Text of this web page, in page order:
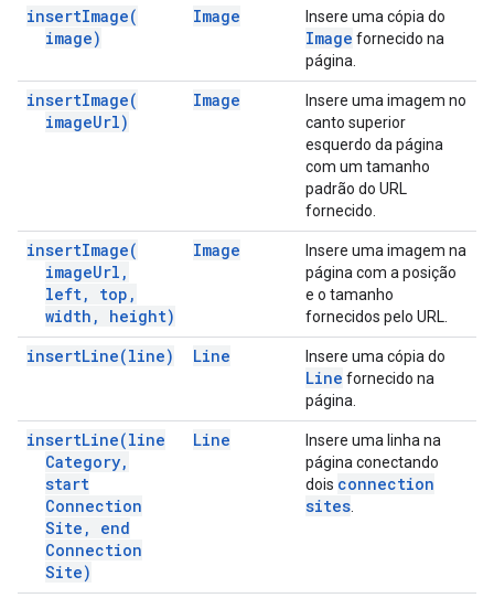
insertImage(
image)
Image Insere uma cópia do
Image fornecido na
página.
insertImage(
imageUrl)
Image
Insere uma imagem no
canto superior
esquerdo da página
com um tamanho
padrão do URL
fornecido.
insertImage(
imageUrl ,
left, top ,
width , height)
Image
Insere uma imagem na
página com a posição
e o tamanho
fornecidos pelo URL.
insertLine(line) Line Insere uma cópia do
Line fornecido na
página.
insertLine(line
Category,
start
Connection
Site ,
end
Connection
Site)
Line
Insere uma linha na
página conectando
dois connection
sites